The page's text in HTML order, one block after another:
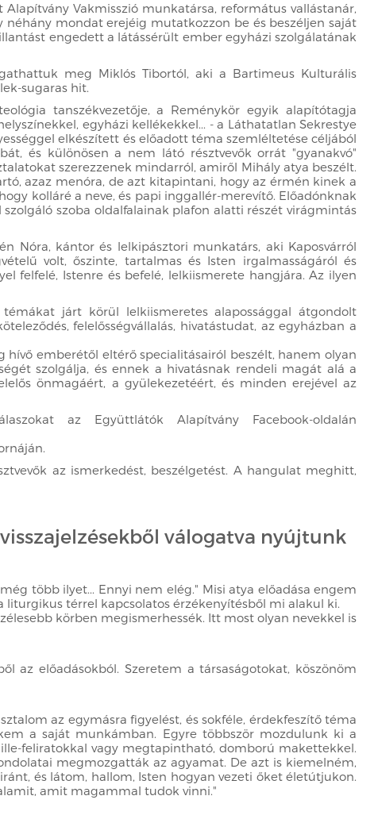
Vakmisszió munkatársa, református vallástanár,
néhány mondat erejéig mutatkozzon be és beszéljen saját
engedett a látássérült ember egyházi szolgálatának
meg Miklós Tibortól, aki a Bartimeus Kulturális
sugaras hit.
tanszékvezetője, a Reménykör egyik alapítótagja
egyházi kellékekkel... - a Láthatatlan Sekrestye
elkészített és előadott téma szemléltetése céljából
és különösen a nem látó résztvevők orrát "gyanakvó"
szerezzenek mindarról, amiről Mihály atya beszélt.
azaz menóra, de azt kitapintani, hogy az érmén kinek a
kolláré a neve, és papi inggallér-merevítő. Előadónknak
szoba oldalfalainak plafon alatti részét virágmintás
Nóra, kántor és lelkipásztori munkatárs, aki Kaposvárról
volt, őszinte, tartalmas és Isten irgalmasságáról és
felfelé, Istenre és befelé, lelkiismerete hangjára. Az ilyen
járt körül lelkiismeretes alapossággal átgondolt
felelősségvállalás, hivatástudat, az egyházban a
emberétől eltérő specialitásairól beszélt, hanem olyan
szolgálja, és ennek a hivatásnak rendeli magát alá a
önmagáért, a gyülekezetéért, és minden erejével az
az Együttlátók Alapítvány Facebook-oldalán
az ismerkedést, beszélgetést. A hangulat meghitt,
válogatva nyújtunk
több ilyet... Ennyi nem elég." Misi atya előadása engem
liturgikus térrel kapcsolatos érzékenyítésből mi alakul ki.
körben megismerhessék. Itt most olyan nevekkel is
az előadásokból. Szeretem a társaságotokat, köszönöm
az egymásra figyelést, és sokféle, érdekfeszítő téma
a saját munkámban. Egyre többször mozdulunk ki a
feliratokkal vagy megtapintható, domború makettekkel.
megmozgatták az agyamat. De azt is kiemelném,
és látom, hallom, Isten hogyan vezeti őket életútjukon.
amit magammal tudok vinni."